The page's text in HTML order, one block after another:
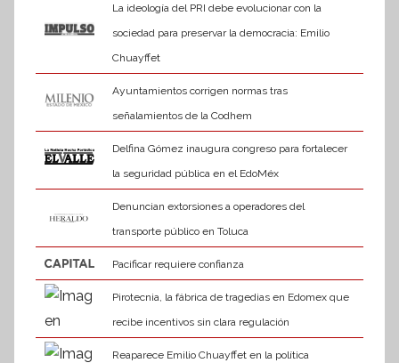
La ideología del PRI debe evolucionar con la
sociedad para preservar la democracia: Emilio
Chuayffet
Ayuntamientos corrigen normas tras
señalamientos de la Codhem
Delfina Gómez inaugura congreso para fortalecer
la seguridad pública en el EdoMéx
Denuncian extorsiones a operadores del
transporte público en Toluca
Pacificar requiere confianza
Pirotecnia, la fábrica de tragedias en Edomex que
recibe incentivos sin clara regulación
Reaparece Emilio Chuayffet en la política